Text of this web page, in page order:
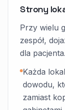
Strony
Przy wielu
zespół,
dla pacjenta.
Każda
dowodu,
zamiast